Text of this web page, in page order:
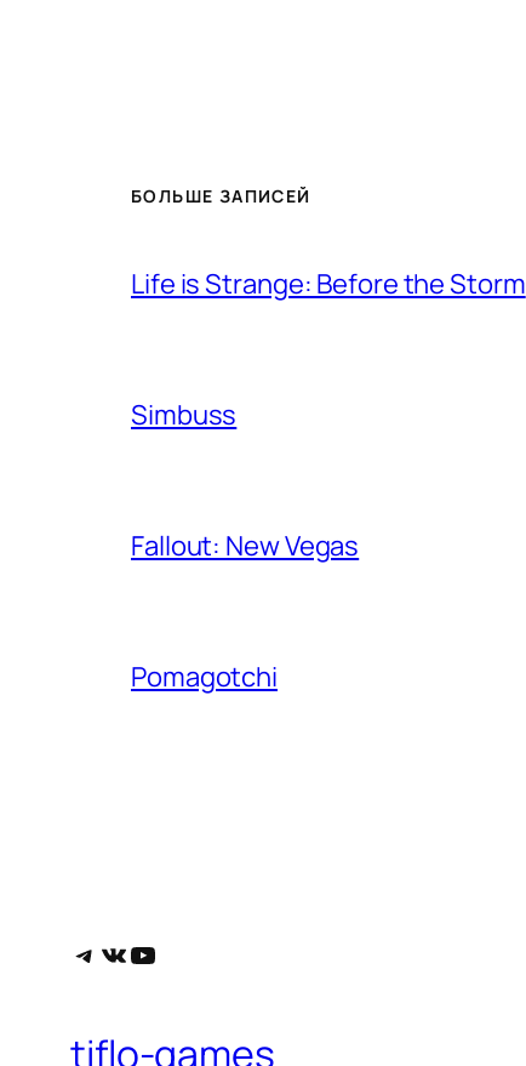
БОЛЬШЕ ЗАПИСЕЙ
Life is Strange: Before the Storm
Simbuss
Fallout: New Vegas
Pomagotchi
Telegram
ВКонтакте
YouTube
tiflo-games